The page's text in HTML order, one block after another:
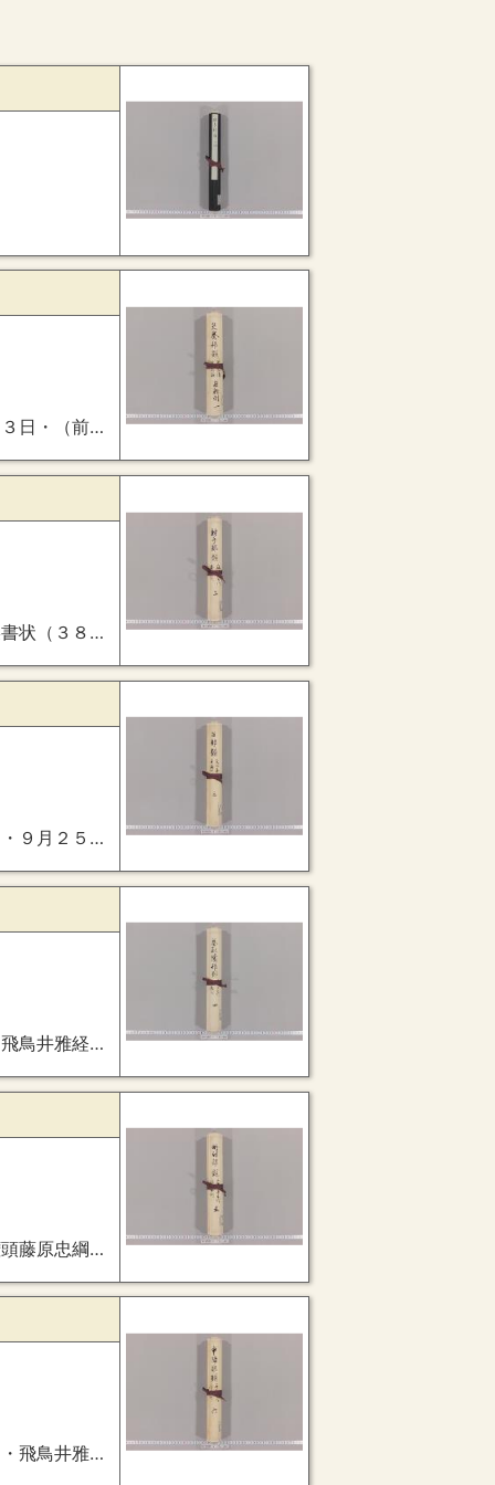
７９・（後欠）・院御領上野国吾妻荘訴訟）
身秦種文訴訟）
雅経宛・細工行貞訴訟事）
０・６月１２日・（前欠））
・源有経奉・越後国志都野岐荘年貢事）
３９８・（後欠））